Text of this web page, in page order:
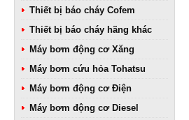
Thiết bị báo cháy Cofem
Thiết bị báo cháy hãng khác
Máy bơm động cơ Xăng
Máy bơm cứu hỏa Tohatsu
Máy bơm động cơ Điện
Máy bơm động cơ Diesel